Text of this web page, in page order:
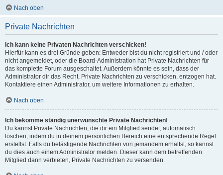
Nach oben
Private Nachrichten
Ich kann keine Privaten Nachrichten verschicken!
Hierfür kann es drei Gründe geben: Entweder bist du nicht registriert und / oder
nicht angemeldet, oder die Board-Administration hat Private Nachrichten für
das komplette Forum ausgeschaltet. Außerdem könnte es sein, dass der
Administrator dir das Recht, Private Nachrichten zu verschicken, entzogen hat.
Kontaktiere einen Administrator, um weitere Informationen zu erhalten.
Nach oben
Ich bekomme ständig unerwünschte Private Nachrichten!
Du kannst Private Nachrichten, die dir ein Mitglied sendet, automatisch
löschen, indem du in deinem persönlichen Bereich eine entsprechende Regel
erstellst. Falls du belästigende Nachrichten von jemandem erhältst, so kannst
du dies auch einem Administrator melden. Dieser kann dem betreffenden
Mitglied dann verbieten, Private Nachrichten zu versenden.